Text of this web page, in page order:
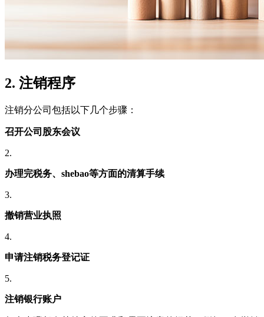
2. 注销程序
注销分公司包括以下几个步骤：
召开公司股东会议
2.
办理完税务、shebao等方面的清算手续
3.
撤销营业执照
4.
申请注销税务登记证
5.
注销银行账户